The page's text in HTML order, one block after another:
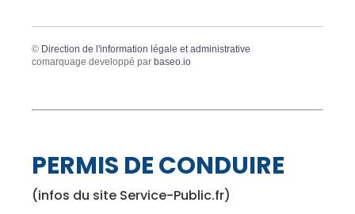
© Direction de l'information légale et administrative
comarquage developpé par baseo.io
PERMIS DE CONDUIRE
(infos du site Service-Public.fr)